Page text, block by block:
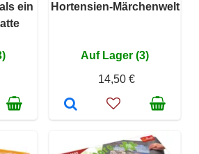
ein
Hortensien-Märchenwelt
Auf Lager (3)
14,50 €